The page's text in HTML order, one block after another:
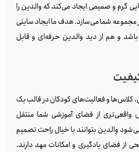
گرم و صمیمی ایجاد می‌کند که والدین را
مجموعه شما می‌سازد. هدف ما ایجاد سایتی
و هم از دید والدین حرفه‌ای و قابل
کلاس‌ها و فعالیت‌های کودکان در قالب یک
واقعی‌تری از فضای آموزشی شما منتقل
والدین بتوانند با خیال راحت تصمیم
از فضای یادگیری و امکانات مهد دارند.